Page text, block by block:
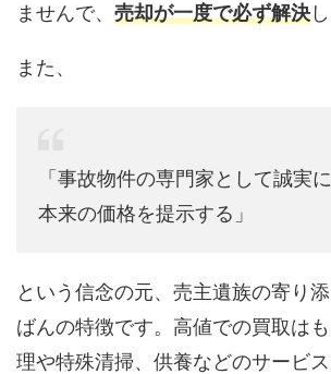
ませんで、 売却が一度で必ず解決
また、
「事故物件の専門家として誠実
本来の価格を提示する」
という信念の元、売主遺族の寄り
ばんの特徴です。高値での買取は
理や特殊清掃、供養などのサービ